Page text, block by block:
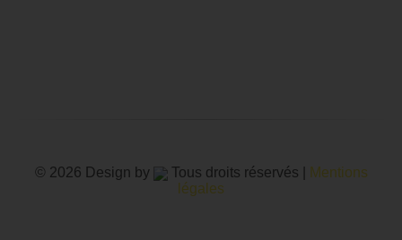
© 2026 Design by Tous droits réservés |
Mentions
légales